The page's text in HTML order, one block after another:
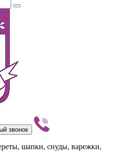
звонок
шапки, снуды, варежки,